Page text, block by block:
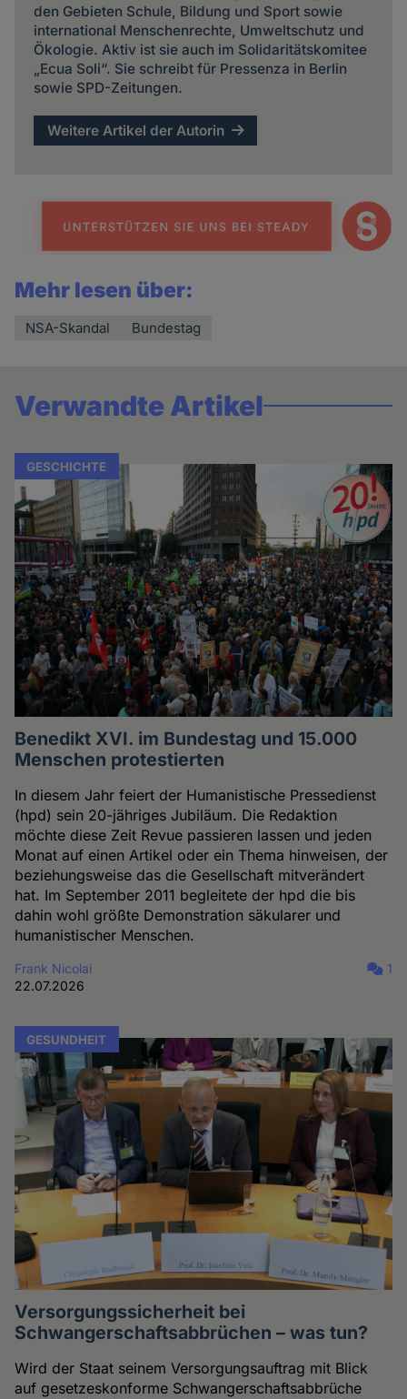
den Gebieten Schule, Bildung und Sport sowie
international Menschenrechte, Umweltschutz und
Ökologie. Aktiv ist sie auch im Solidaritätskomitee
„Ecua Soli“. Sie schreibt für Pressenza in Berlin
sowie SPD-Zeitungen.
Weitere Artikel der Autorin
Mehr lesen über:
NSA-Skandal Bundestag
Verwandte Artikel
GESCHICHTE
Benedikt XVI. im Bundestag und 15.000
Menschen protestierten
In diesem Jahr feiert der Humanistische Pressedienst
(hpd) sein 20-jähriges Jubiläum. Die Redaktion
möchte diese Zeit Revue passieren lassen und jeden
Monat auf einen Artikel oder ein Thema hinweisen, der
beziehungsweise das die Gesellschaft mitverändert
hat. Im September 2011 begleitete der hpd die bis
dahin wohl größte Demonstration säkularer und
humanistischer Menschen.
Frank Nicolai
22.07.2026
1
GESUNDHEIT
Versorgungssicherheit bei
Schwangerschaftsabbrüchen – was tun?
Wird der Staat seinem Versorgungsauftrag mit Blick
auf gesetzeskonforme Schwangerschaftsabbrüche